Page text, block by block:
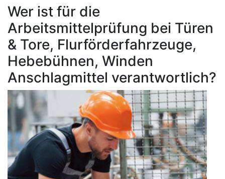
Wer ist für die
Arbeitsmittelprüfung bei Türen
& Tore, Flurförderfahrzeuge,
Hebebühnen, Winden
Anschlagmittel verantwortlich?